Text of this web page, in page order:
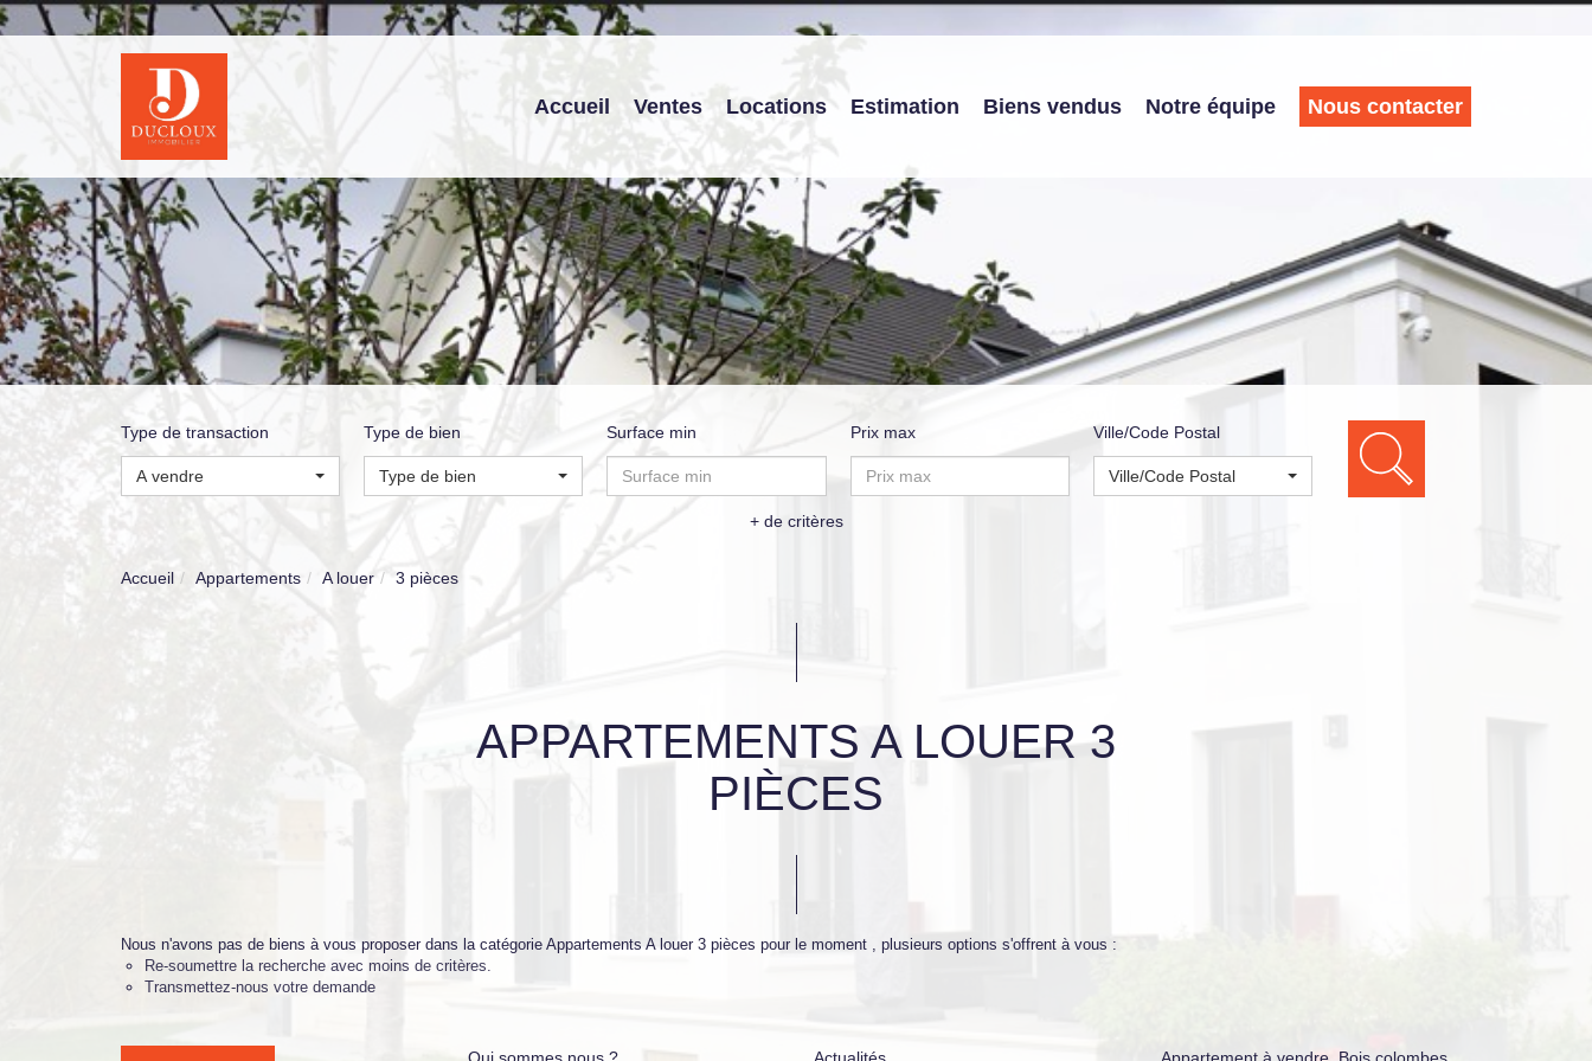
Accueil Ventes Locations Estimation Biens vendus Notre équipe Nous contacter
Type de transaction
A vendre
Type de bien
Type de bien
Surface min Prix max Ville/Code Postal
Ville/Code Postal
+ de critères
Accueil Appartements A louer 3 pièces
APPARTEMENTS A LOUER 3
PIÈCES
Nous n'avons pas de biens à vous proposer dans la catégorie Appartements A louer 3 pièces pour le moment , plusieurs options s'offrent à vous :
Re-soumettre la recherche avec moins de critères.
Transmettez-nous votre demande